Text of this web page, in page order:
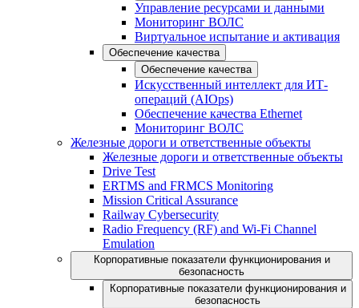
Управление ресурсами и данными
Мониторинг ВОЛС
Виртуальное испытание и активация
Обеспечение качества
Обеспечение качества
Искусственный интеллект для ИТ-
операций (AIOps)
Обеспечение качества Ethernet
Мониторинг ВОЛС
Железные дороги и ответственные объекты
Железные дороги и ответственные объекты
Drive Test
ERTMS and FRMCS Monitoring
Mission Critical Assurance
Railway Cybersecurity
Radio Frequency (RF) and Wi-Fi Channel
Emulation
Корпоративные показатели функционирования и
безопасность
Корпоративные показатели функционирования и
безопасность